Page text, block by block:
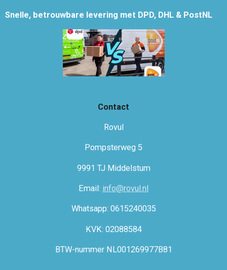
Snelle, betrouwbare levering met DPD, DHL & PostNL
Contact
Rovul
Pompsterweg 5
9991 TJ Middelstum
Email: info@rovul.nl
Whatsapp: 0615240035
KVK: 02088584
BTW-nummer NL001269977B81